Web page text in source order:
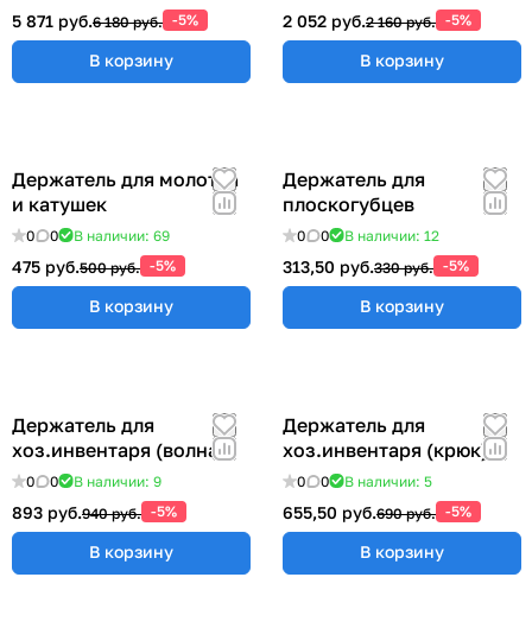
5 871 руб.6 180 руб. -5%
В корзину
2 052 руб.2 160 руб. -5%
В корзину
Держатель для молотка
и катушек
0 0 В наличии: 69
475 руб.500 руб. -5%
В корзину
Держатель для
плоскогубцев
0 0 В наличии: 12
313,50 руб.330 руб. -5%
В корзину
Держатель для
хоз.инвентаря (волна)
0 0 В наличии: 9
893 руб.940 руб. -5%
В корзину
Держатель для
хоз.инвентаря (крюк)
0 0 В наличии: 5
655,50 руб.690 руб. -5%
В корзину